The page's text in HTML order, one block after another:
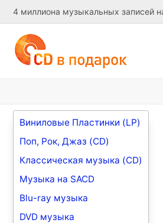
4 миллиона музыкальных записей
Виниловые Пластинки (LP)
Поп, Рок, Джаз (CD)
Классическая музыка (CD)
Музыка на SACD
Blu-ray музыка
DVD музыка